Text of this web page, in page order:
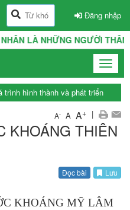
Đăng nhập
LÀ NHỮNG NGƯỜI THÂN
Toggle
trình hình thành và phát triển
A- A A+ |
KHOÁNG THIÊN
Đọc bài Lưu
KHOÁNG MỸ LÂM